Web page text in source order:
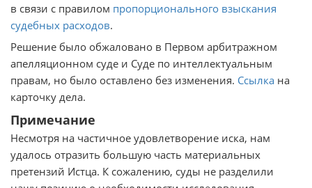
в связи с правилом пропорционального взыскания
судебных расходов.
Решение было обжаловано в Первом арбитражном
апелляционном суде и Суде по интеллектуальным
правам, но было оставлено без изменения. Ссылка на
карточку дела.
Примечание
Несмотря на частичное удовлетворение иска, нам
удалось отразить большую часть материальных
претензий Истца. К сожалению, суды не разделили